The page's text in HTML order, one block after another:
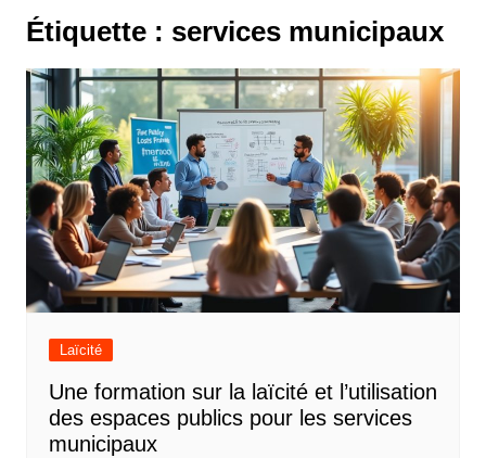
Étiquette : services municipaux
Laïcité
Une formation sur la laïcité et l’utilisation
des espaces publics pour les services
municipaux